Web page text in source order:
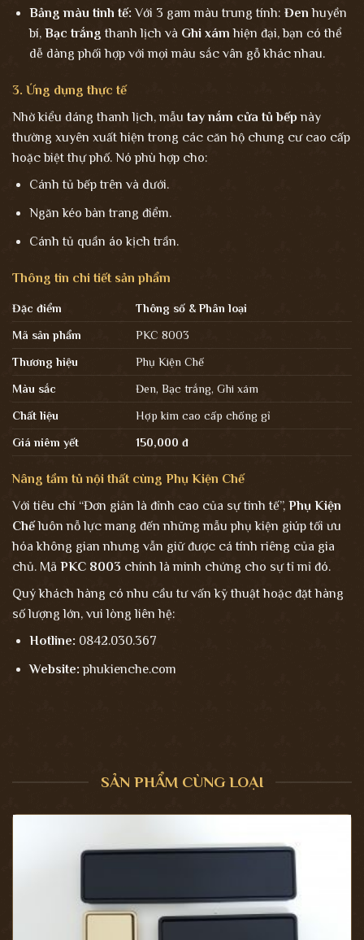
Bảng màu tinh tế: Với 3 gam màu trung tính: Đen huyền
bí, Bạc trắng thanh lịch và Ghi xám hiện đại, bạn có thể
dễ dàng phối hợp với mọi màu sắc vân gỗ khác nhau.
3. Ứng dụng thực tế
Nhờ kiểu dáng thanh lịch, mẫu tay nắm cửa tủ bếpnày
thường xuyên xuất hiện trong các căn hộ chung cư cao cấp
hoặc biệt thự phố. Nó phù hợp cho:
Cánh tủ bếp trên và dưới.
Ngăn kéo bàn trang điểm.
Cánh tủ quần áo kịch trần.
Thông tin chi tiết sản phẩm
Đặc điểm Thông số & Phân loại
Mã sản phẩm PKC 8003
Thương hiệu Phụ Kiện Chế
Màu sắc Đen, Bạc trắng, Ghi xám
Chất liệu Hợp kim cao cấp chống gỉ
Giá niêm yết 150,000 đ
Nâng tầm tủ nội thất cùng Phụ Kiện Chế
Với tiêu chí “Đơn giản là đỉnh cao của sự tinh tế”, Phụ Kiện
Chếluôn nỗ lực mang đến những mẫu phụ kiện giúp tối ưu
hóa không gian nhưng vẫn giữ được cá tính riêng của gia
chủ. Mã PKC 8003 chính là minh chứng cho sự tỉ mỉ đó.
Quý khách hàng có nhu cầu tư vấn kỹ thuật hoặc đặt hàng
số lượng lớn, vui lòng liên hệ:
Hotline: 0842.030.367
Website: phukienche.com
SẢN PHẨM CÙNG LOẠI